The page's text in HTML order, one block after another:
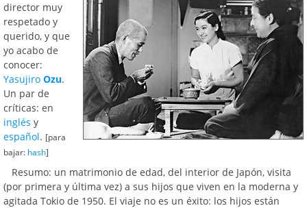
director muy
respetado y
querido, y que
yo acabo de
conocer:
Yasujiro Ozu.
Un par de
críticas: en
inglés y
español. [para
bajar: hash]
Resumo: un matrimonio de edad, del interior de Japón, visita
(por primera y última vez) a sus hijos que viven en la moderna y
agitada Tokio de 1950. El viaje no es un éxito: los hijos están